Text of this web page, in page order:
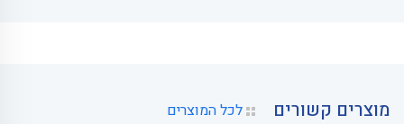
מוצרים קשורים לכל המוצרים